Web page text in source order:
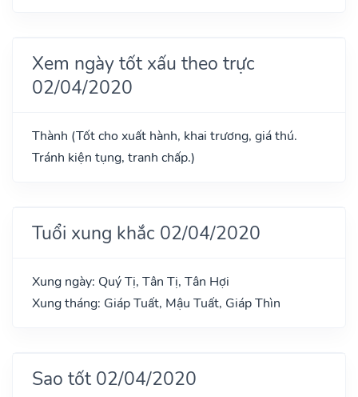
Xem ngày tốt xấu theo trực
02/04/2020
Thành (Tốt cho xuất hành, khai trương, giá thú.
Tránh kiện tụng, tranh chấp.)
Tuổi xung khắc 02/04/2020
Xung ngày: Quý Tị, Tân Tị, Tân Hợi
Xung tháng: Giáp Tuất, Mậu Tuất, Giáp Thìn
Sao tốt 02/04/2020